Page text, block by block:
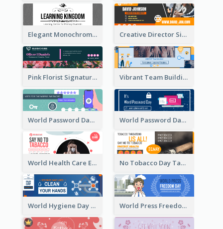
Elegant Monochrome Learning Center Email Header Creative Director Signature Email Header
Pink Florist Signature Email Header Vibrant Team Building Organization Email Header Design
World Password Day Voting Email Header World Password Day Awareness Email Header
World Health Care Email Header No Tobacco Day Tag Email Header
World Hygiene Day Email Header World Press Freedom Day Email Header